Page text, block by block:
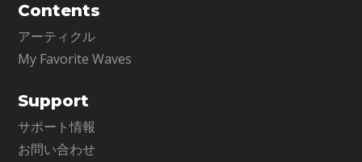
Contents
アーティクル
My Favorite Waves
Support
サポート情報
お問い合わせ